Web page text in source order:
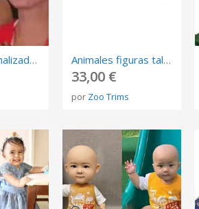
figura personalizada de fotos, 3D retrato Biscuit, muñeca de arte mini me personalizada Animales figuras talladas esculturas madera regalo
33,00 €
por Zoo Trims